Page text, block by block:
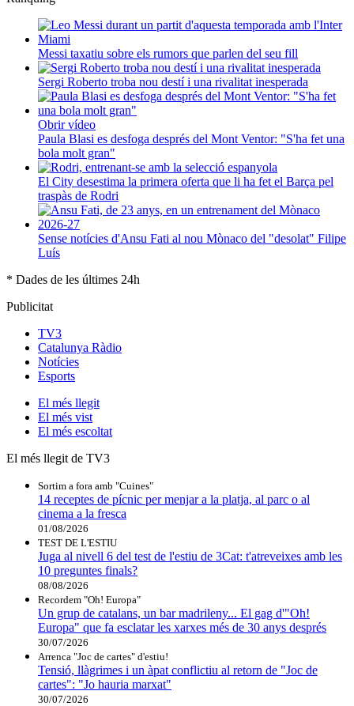
Messi taxatiu sobre els rumors que parlen del seu fill
Sergi Roberto troba nou destí i una rivalitat inesperada
Obrir vídeo
Paula Blasi es desfoga després del Mont Ventor: "S'ha fet una
bola molt gran"
El City desestima la primera oferta que li ha fet el Barça pel
traspàs de Rodri
Sense notícies d'Ansu Fati al nou Mònaco del "desolat" Filipe
Luís
* Dades de les últimes 24h
Publicitat
TV3
Catalunya Ràdio
Notícies
Esports
El més llegit
El més vist
El més escoltat
El més llegit de TV3
Sortim a fora amb "Cuines"
14 receptes de pícnic per menjar a la platja, al parc o al
cinema a la fresca
01/08/2026
TEST DE L'ESTIU
Juga al nivell 6 del test de l'estiu de 3Cat: t'atreveixes amb les
10 preguntes finals?
08/08/2026
Recordem "Oh! Europa"
Un grup de catalans, un bar madrileny... El gag d'"Oh!
Europa" que fa esclatar les xarxes més de 30 anys després
30/07/2026
Arrenca "Joc de cartes" d'estiu!
Tensió, llàgrimes i un àpat conflictiu al retorn de "Joc de
cartes": "Jo hauria marxat"
30/07/2026